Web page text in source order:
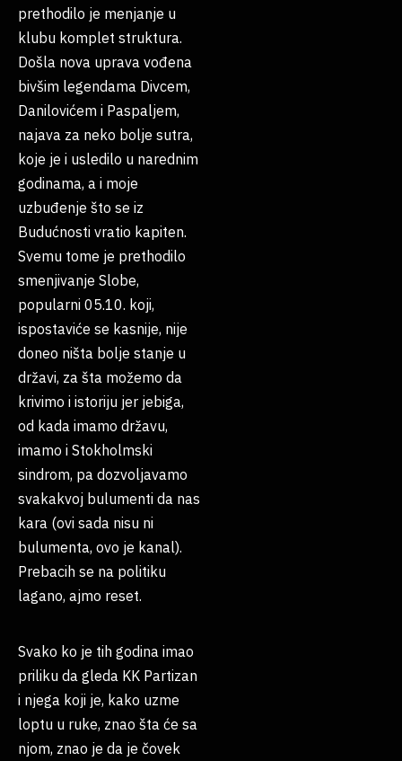
prethodilo je menjanje u
klubu komplet struktura.
Došla nova uprava vođena
bivšim legendama Divcem,
Danilovićem i Paspaljem,
najava za neko bolje sutra,
koje je i usledilo u narednim
godinama, a i moje
uzbuđenje što se iz
Budućnosti vratio kapiten.
Svemu tome je prethodilo
smenjivanje Slobe,
popularni 05.10. koji,
ispostaviće se kasnije, nije
doneo ništa bolje stanje u
državi, za šta možemo da
krivimo i istoriju jer jebiga,
od kada imamo državu,
imamo i Stokholmski
sindrom, pa dozvoljavamo
svakakvoj bulumenti da nas
kara (ovi sada nisu ni
bulumenta, ovo je kanal).
Prebacih se na politiku
lagano, ajmo reset.
Svako ko je tih godina imao
priliku da gleda KK Partizan
i njega koji je, kako uzme
loptu u ruke, znao šta će sa
njom, znao je da je čovek